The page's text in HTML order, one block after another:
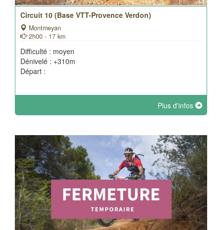
Circuit 10 (Base VTT-Provence Verdon)
Montmeyan
2h00 - 17 km
Difficulté : moyen
Dénivelé : +310m
Départ :
Plus d'infos